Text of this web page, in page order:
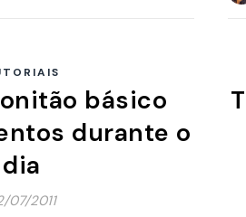
básico
durante o
dia
07/2011